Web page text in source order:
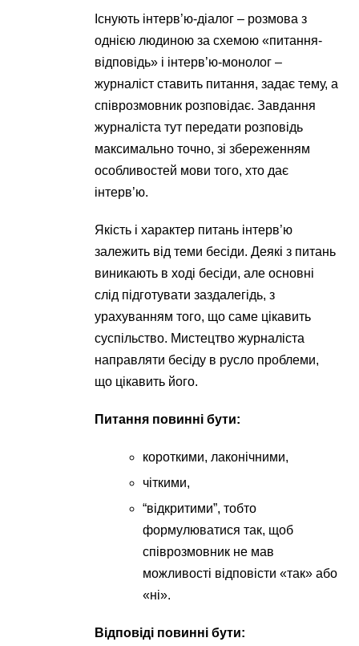
Існують інтерв’ю-діалог – розмова з
однією людиною за схемою «питання-
відповідь» і інтерв’ю-монолог –
журналіст ставить питання, задає тему, а
співрозмовник розповідає. Завдання
журналіста тут передати розповідь
максимально точно, зі збереженням
особливостей мови того, хто дає
інтерв’ю.
Якість і характер питань інтерв’ю
залежить від теми бесіди. Деякі з питань
виникають в ході бесіди, але основні
слід підготувати заздалегідь, з
урахуванням того, що саме цікавить
суспільство. Мистецтво журналіста
направляти бесіду в русло проблеми,
що цікавить його.
Питання повинні бути:
короткими, лаконічними,
чіткими,
“відкритими”, тобто
формулюватися так, щоб
співрозмовник не мав
можливості відповісти «так» або
«ні».
Відповіді повинні бути: